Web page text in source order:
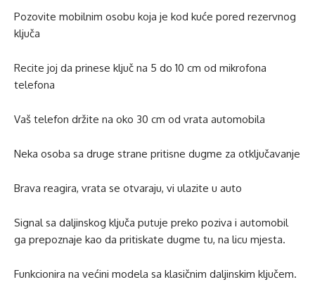
Pozovite mobilnim osobu koja je kod kuće pored rezervnog
ključa
Recite joj da prinese ključ na 5 do 10 cm od mikrofona
telefona
Vaš telefon držite na oko 30 cm od vrata automobila
Neka osoba sa druge strane pritisne dugme za otključavanje
Brava reagira, vrata se otvaraju, vi ulazite u auto
Signal sa daljinskog ključa putuje preko poziva i automobil
ga prepoznaje kao da pritiskate dugme tu, na licu mjesta.
Funkcionira na većini modela sa klasičnim daljinskim ključem.